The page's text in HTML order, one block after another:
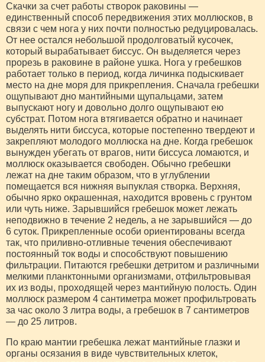
Скачки за счет работы створок раковины —
единственный способ передвижения этих моллюсков, в
связи с чем нога у них почти полностью редуцировалась.
От нее остался небольшой продолговатый кусочек,
который вырабатывает биссус. Он выделяется через
прорезь в раковине в районе ушка. Нога у гребешков
работает только в период, когда личинка подыскивает
место на дне моря для прикрепления. Сначала гребешки
ощупывают дно мантийными щупальцами, затем
выпускают ногу и довольно долго ощупывают ею
субстрат. Потом нога втягивается обратно и начинает
выделять нити биссуса, которые постепенно твердеют и
закрепляют молодого моллюска на дне. Когда гребешок
вынужден убегать от врагов, нити биссуса ломаются, и
моллюск оказывается свободен. Обычно гребешки
лежат на дне таким образом, что в углублении
помещается вся нижняя выпуклая створка. Верхняя,
обычно ярко окрашенная, находится вровень с грунтом
или чуть ниже. Зарывшийся гребешок может лежать
неподвижно в течение 2 недель, а не зарывшийся — до
6 суток. Прикрепленные особи ориентированы всегда
так, что приливно-отливные течения обеспечивают
постоянный ток воды и способствуют повышению
фильтрации. Питаются гребешки детритом и различными
мелкими планктонными организмами, отфильтровывая
их из воды, проходящей через мантийную полость. Один
моллюск размером 4 сантиметра может профильтровать
за час около 3 литра воды, а гребешок в 7 сантиметров
— до 25 литров.
По краю мантии гребешка лежат мантийные глазки и
органы осязания в виде чувствительных клеток,